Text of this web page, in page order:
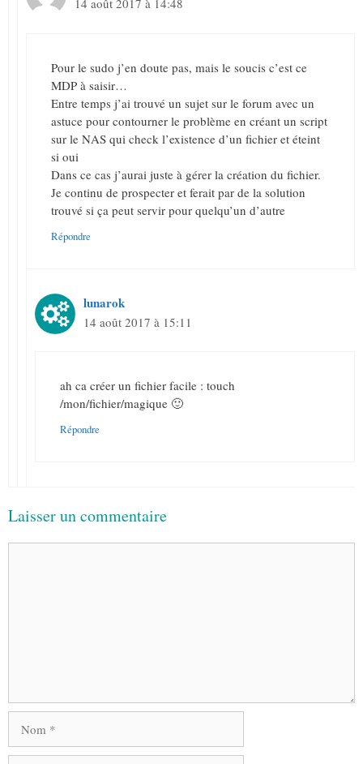
14 août 2017 à 14:48
Pour le sudo j’en doute pas, mais le soucis c’est ce
MDP à saisir…
Entre temps j’ai trouvé un sujet sur le forum avec un
astuce pour contourner le problème en créant un script
sur le NAS qui check l’existence d’un fichier et éteint
si oui
Dans ce cas j’aurai juste à gérer la création du fichier.
Je continu de prospecter et ferait par de la solution
trouvé si ça peut servir pour quelqu’un d’autre
Répondre
lunarok
14 août 2017 à 15:11
ah ca créer un fichier facile : touch
/mon/fichier/magique 🙂
Répondre
Laisser un commentaire